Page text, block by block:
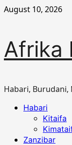
Skip
August 10, 2026
Afrika
Habari, Burudani,
PrimaryHabari
Kitaifa
Zanzibar